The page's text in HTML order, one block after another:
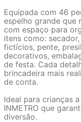
Equipada com 46
espelho grande que
com espaço para
itens como:
fictícios, pente,
decorativos,
de festa. Cada
brincadeira mais
de conta.
Ideal para crianças
INMETRO que
diversão.